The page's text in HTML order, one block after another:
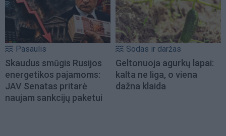
Pasaulis
Skaudus smūgis Rusijos
energetikos pajamoms:
JAV Senatas pritarė
naujam sankcijų paketui
Sodas ir daržas
Geltonuoja agurkų lapai:
kalta ne liga, o viena
dažna klaida